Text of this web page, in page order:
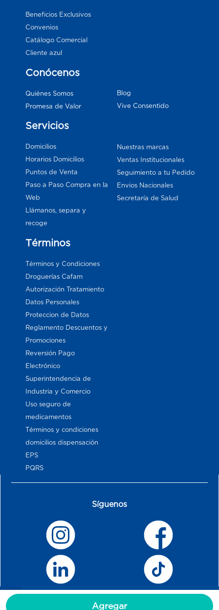
Agregar
Beneficios Exclusivos
Convenios
Catálogo Comercial
Cliente azul
Conócenos
Quiénes Somos
Promesa de Valor
Blog
Vive Consentido
Servicios
Domicilios
Horarios Domicilios
Puntos de Venta
Paso a Paso Compra en la
Web
Llámanos, separa y
recoge
Nuestras marcas
Ventas Institucionales
Seguimiento a tu Pedido
Envios Nacionales
Secretaría de Salud
Términos
Términos y Condiciones
Droguerías Cafam
Autorización Tratamiento
Datos Personales
Proteccion de Datos
Reglamento Descuentos y
Promociones
Reversión Pago
Electrónico
Superintendencia de
Industria y Comercio
Uso seguro de
medicamentos
Términos y condiciones
domicilios dispensación
EPS
PQRS
Síguenos